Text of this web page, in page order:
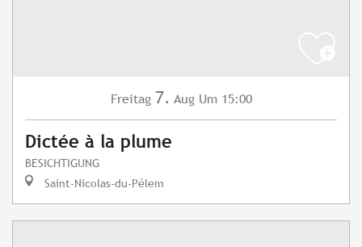
Freitag 7. Aug Um 15:00
Dictée à la plume
BESICHTIGUNG
Saint-Nicolas-du-Pélem